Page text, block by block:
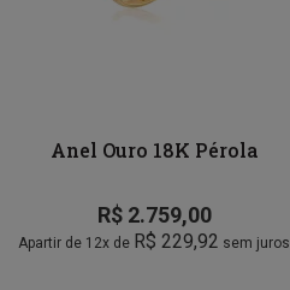
Anel Ouro 18K Pérola
R$2.759,00
Apartir de 12x de R$ 229,92 sem juros